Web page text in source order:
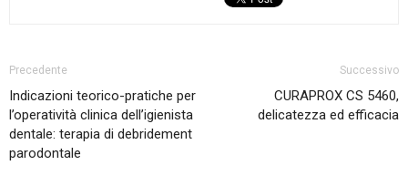
Precedente
Indicazioni teorico-pratiche per
l’operatività clinica dell’igienista
dentale: terapia di debridement
parodontale
Successivo
CURAPROX CS 5460,
delicatezza ed efficacia